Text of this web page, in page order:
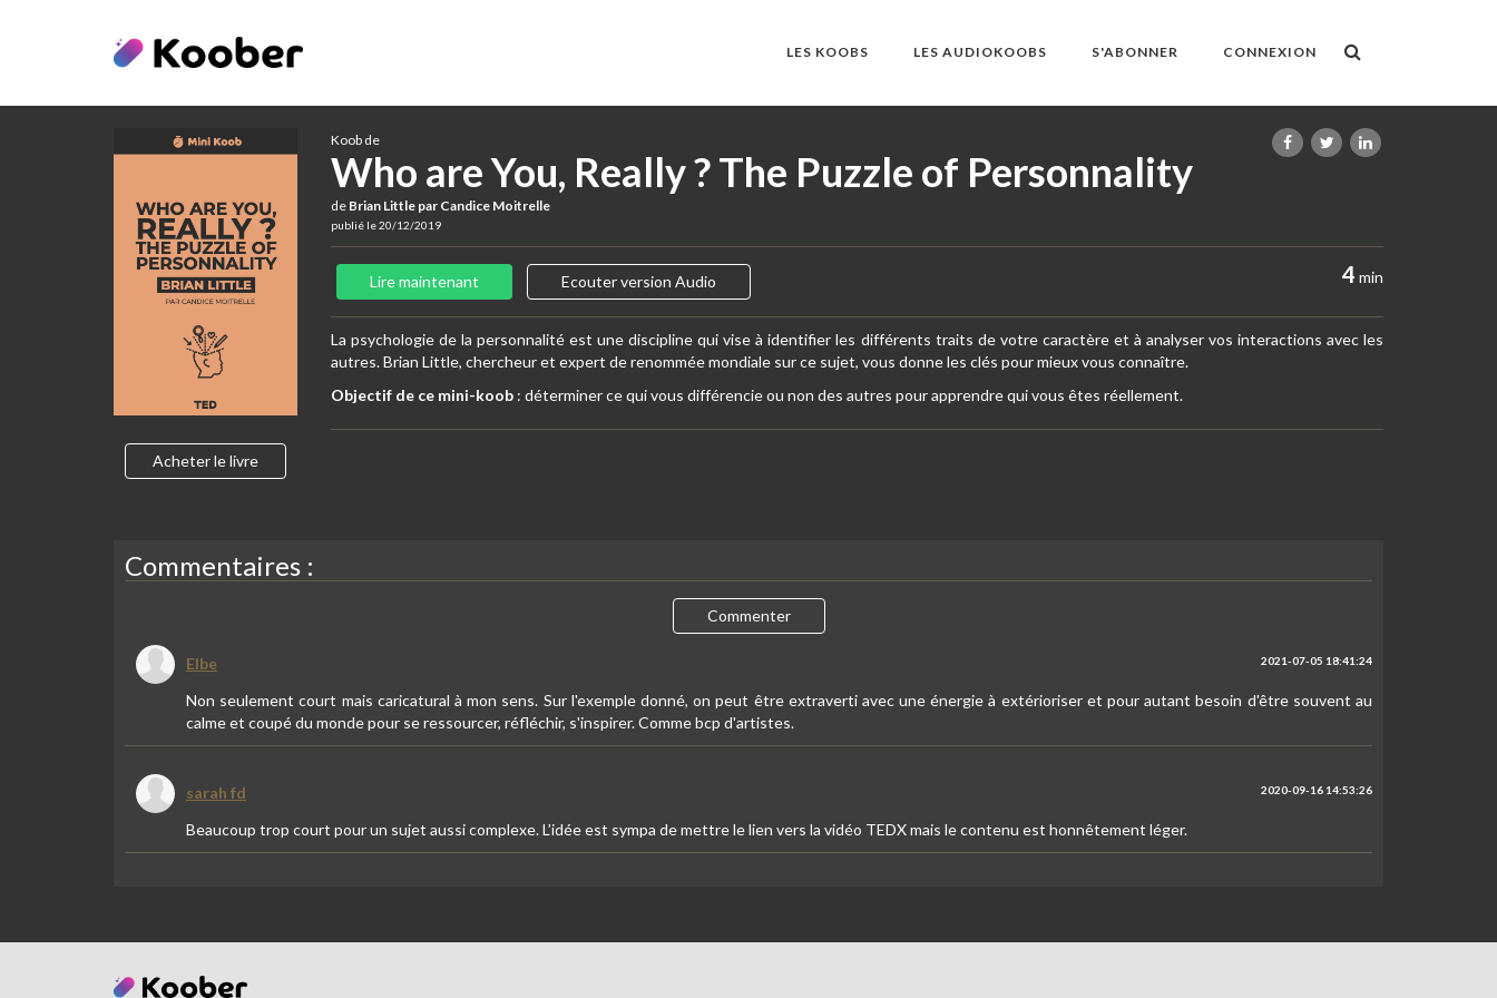
LES KOOBS LES AUDIOKOOBS S'ABONNER CONNEXION
Acheter le livre
Koob de
Who are You, Really ? The Puzzle of Personnality
de Brian Little par Candice Moitrelle
publié le 20/12/2019
4 min
Lire maintenant Ecouter version Audio
La psychologie de la personnalité est une discipline qui vise à identifier les différents traits de votre caractère et à analyser vos interactions avec les
autres. Brian Little, chercheur et expert de renommée mondiale sur ce sujet, vous donne les clés pour mieux vous connaître.
Objectif de ce mini-koob : déterminer ce qui vous différencie ou non des autres pour apprendre qui vous êtes réellement.
Commentaires :
Commenter
Elbe 2021-07-05 18:41:24
Non seulement court mais caricatural à mon sens. Sur l'exemple donné, on peut être extraverti avec une énergie à extérioriser et pour autant besoin d'être souvent au
calme et coupé du monde pour se ressourcer, réfléchir, s'inspirer. Comme bcp d'artistes.
sarah fd 2020-09-16 14:53:26
Beaucoup trop court pour un sujet aussi complexe. L’idée est sympa de mettre le lien vers la vidéo TEDX mais le contenu est honnêtement léger.